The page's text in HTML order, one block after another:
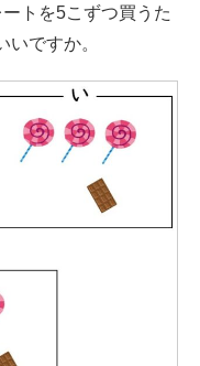
トを5こずつ買うた
ですか。